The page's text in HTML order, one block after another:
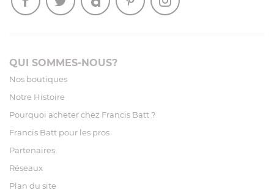
QUI SOMMES-NOUS?
Nos boutiques
Notre Histoire
Pourquoi acheter chez Francis Batt ?
Francis Batt pour les pros
Partenaires
Réseaux
Plan du site